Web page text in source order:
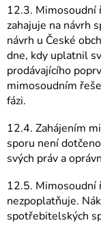
12.3.
zahajuje na návrh
návrh u České
dne, kdy uplatnil
prodávajícího
mimosoudním
fázi.
12.4. Zahájením
sporu není
svých práv a
12.5. Mimosoudní
nezpoplatňuje.
spotřebitelských